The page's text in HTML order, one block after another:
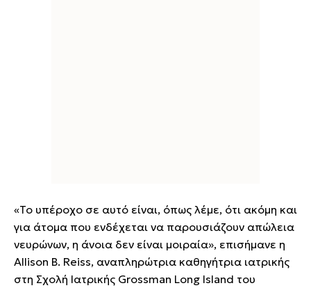
«Το υπέροχο σε αυτό είναι, όπως λέμε, ότι ακόμη και
για άτομα που ενδέχεται να παρουσιάζουν απώλεια
νευρώνων, η άνοια δεν είναι μοιραία», επισήμανε η
Allison B. Reiss, αναπληρώτρια καθηγήτρια ιατρικής
στη Σχολή Ιατρικής Grossman Long Island του